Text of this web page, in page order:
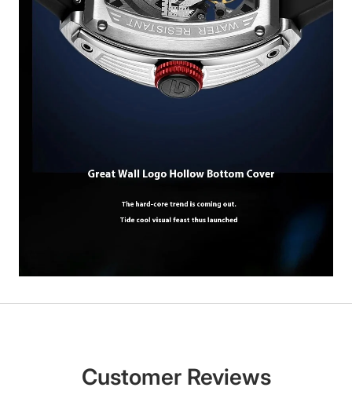
Customer Reviews